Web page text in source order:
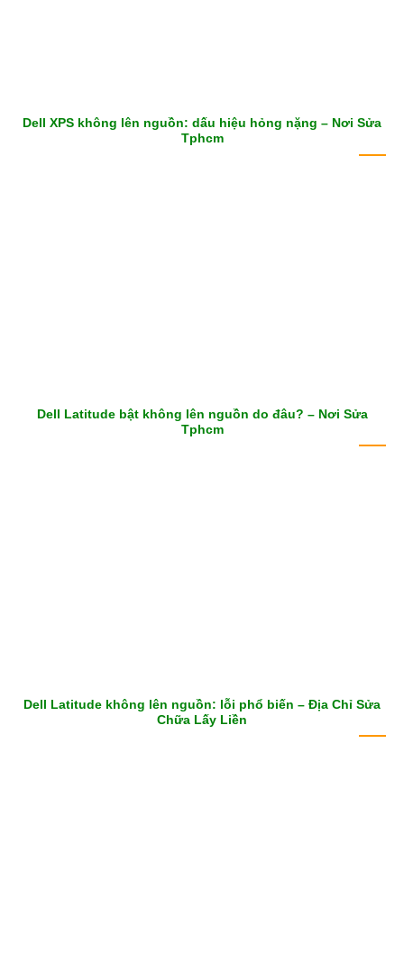
Dell XPS không lên nguồn: dấu hiệu hỏng nặng – Nơi Sửa
Tphcm
Dell Latitude bật không lên nguồn do đâu? – Nơi Sửa
Tphcm
Dell Latitude không lên nguồn: lỗi phổ biến – Địa Chỉ Sửa
Chữa Lấy Liền